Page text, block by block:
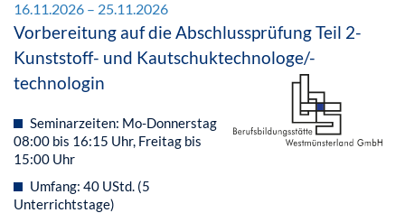
16.11.2026 – 25.11.2026
Vorbereitung auf die Abschlussprüfung Teil 2-
Kunststoff- und Kautschuktechnologe/-
technologin
Seminarzeiten: Mo-Donnerstag
08:00 bis 16:15 Uhr, Freitag bis
15:00 Uhr
Umfang: 40 UStd. (5
Unterrichtstage)